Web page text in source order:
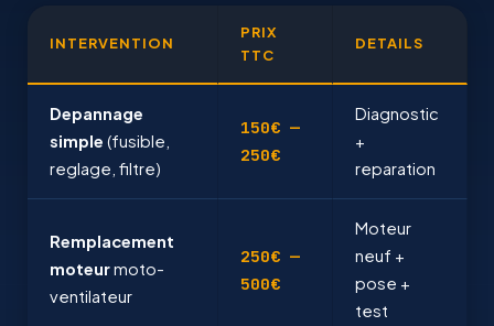
INTERVENTION
PRIX
TTC
DETAILS
Depannage
simple (fusible,
reglage, filtre)
150€ —
250€
Diagnostic
+
reparation
Remplacement
moteurmoto-
ventilateur
250€ —
500€
Moteur
neuf +
pose +
test